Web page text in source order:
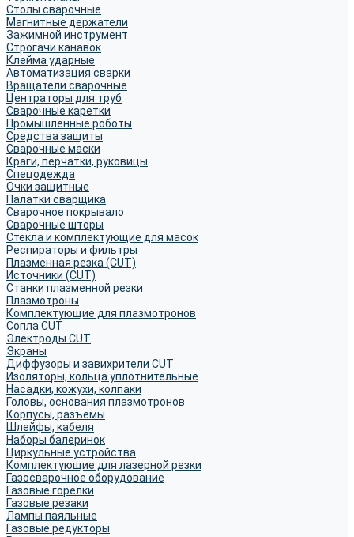
Столы сварочные
Магнитные держатели
Зажимной инструмент
Строгачи канавок
Клейма ударные
Автоматизация сварки
Вращатели сварочные
Центраторы для труб
Сварочные каретки
Промышленные роботы
Средства защиты
Сварочные маски
Краги, перчатки, руковицы
Спецодежда
Очки защитные
Палатки сварщика
Сварочное покрывало
Сварочные шторы
Стекла и комплектующие для масок
Респираторы и фильтры
Плазменная резка (CUT)
Источники (CUT)
Станки плазменной резки
Плазмотроны
Комплектующие для плазмотронов
Сопла CUT
Электроды CUT
Экраны
Диффузоры и завихрители CUT
Изоляторы, кольца уплотнительные
Насадки, кожухи, колпаки
Головы, основания плазмотронов
Корпусы, разъёмы
Шлейфы, кабеля
Наборы балеринок
Циркульные устройства
Комплектующие для лазерной резки
Газосварочное оборудование
Газовые горелки
Газовые резаки
Лампы паяльные
Газовые редукторы